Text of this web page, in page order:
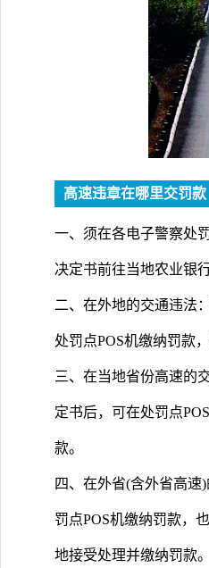
高速违章在哪里交罚款
一、须在各电子警察处
决定书前往当地农业银
二、在外地的交通违法
处罚点POS机缴纳罚款
三、在当地省份高速的
定书后，可在处罚点
款。
四、在外省(含外省高
罚点POS机缴纳罚款，
地接受处理并缴纳罚款。